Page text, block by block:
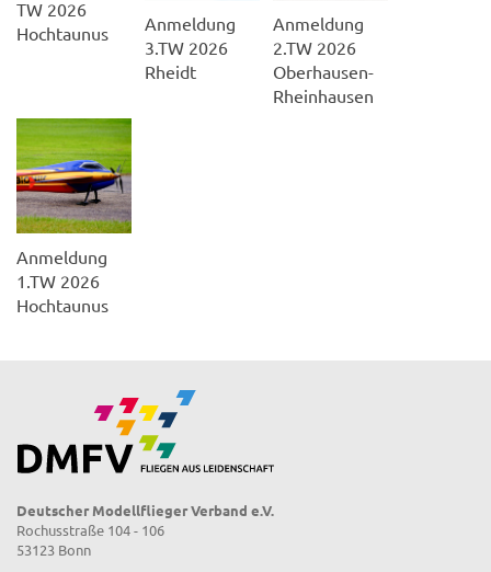
TW 2026
Hochtaunus
Anmeldung
3.TW 2026
Rheidt
Anmeldung
2.TW 2026
Oberhausen-
Rheinhausen
Anmeldung
1.TW 2026
Hochtaunus
Deutscher Modellflieger Verband e.V.
Rochusstraße 104 - 106
53123 Bonn